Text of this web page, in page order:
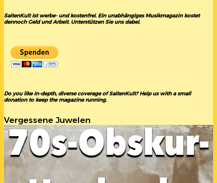
SaitenKult ist werbe- und kostenfrei. Ein unabhängiges Musikmagazin kostet
dennoch Geld und Arbeit. Unterstützen Sie uns dabei.
Do you like in-depth, diverse coverage of SaitenKult? Help us with a small
donation to keep the magazine running.
Vergessene Juwelen